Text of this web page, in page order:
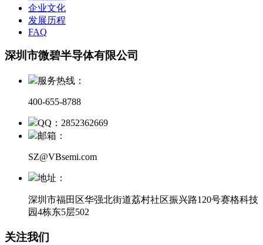
企业文化
发展历程
FAQ
深圳市微碧半导体有限公司
服务热线：
400-655-8788
QQ：2852362669
邮箱：
SZ@VBsemi.com
地址：
深圳市福田区华强北街道荔村社区振兴路120号赛格科技
园4栋东5层502
关注我们